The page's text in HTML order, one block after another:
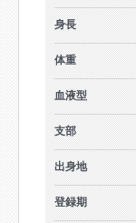
身長
体重
血液型
支部
出身地
登録期